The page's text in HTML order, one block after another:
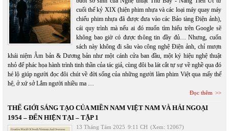
cuối thế kỷ XIX (hiện phim nhựa và các loại máy quay máy
chiếu phim nhựa đã được đưa vào các Bảo tàng Điện ảnh),
cái quy trình mà nếu ai đó muốn tìm hiểu trên Google sẽ
không bao giờ có được thông tin đầy đủ… Nhưng, cuốn
sách này không đi sâu vào công nghệ Điện ảnh, chỉ mượn
khái niệm Âm bản & Dương bản như một cánh cửa ban đầu, một ký hiệu nghệ thuật
nhỏ để phác họa hành trình tinh thần của tác giả, cùng đôi ba lát cắt tự sự về nghề qua đó
hé lộ giúp người đọc đôi chút về đời sống của những người làm phim Việt qua mấy thế
hệ, ở xứ sở Lắm người nhiều ma …
Đọc thêm
THẾ GIỚI SÁNG TẠO CỦA MIỀN NAM VIỆT NAM VÀ HẢI NGOẠI
1954 – ĐẾN HIỆN TẠI – TẬP 1
13 Tháng Tám 2025 9:11 CH (Xem: 12067)